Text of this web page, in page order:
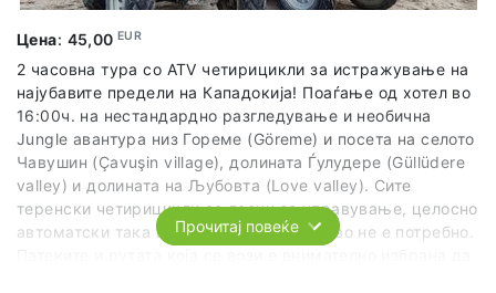
Цена: 45,00EUR
2 часовна тура со ATV четирицикли за истражување на
најубавите предели на Кападокија! Поаѓање од хотел во
16:00ч. на нестандардно разгледување и необична
Jungle авантура низ Гореме (Göreme) и посета на селото
Чавушин (Çavuşin village), долината Ѓулудере (Güllüdere
valley) и долината на Љубовта (Love valley). Сите
теренски четирицикли се лесни за управување, целосно
автоматски така што претходно искуство не е потребно.
Прочитај повеќе